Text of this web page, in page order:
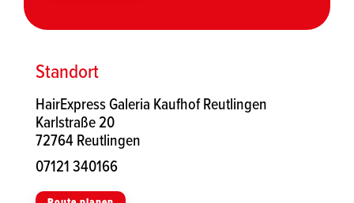
Standort
HairExpress Galeria Kaufhof Reutlingen
Karlstraße 20
72764 Reutlingen
07121 340166